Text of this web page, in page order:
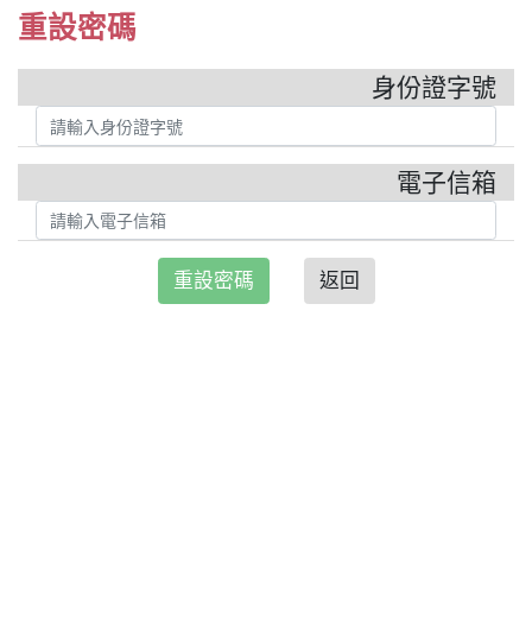
重設密碼
身份證字號
電子信箱
重設密碼 返回